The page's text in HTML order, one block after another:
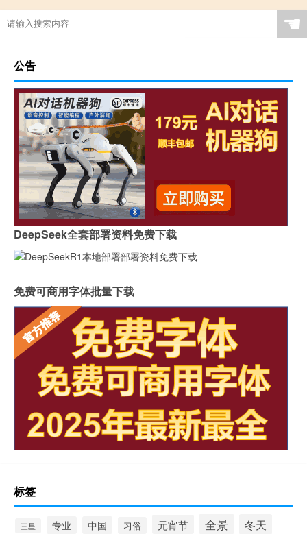
☚
公告
DeepSeek全套部署资料免费下载
免费可商用字体批量下载
标签
三星 专业 中国 习俗 元宵节 全景 冬天